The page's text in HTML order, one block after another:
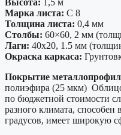
Высота: 1,5 м
Марка листа: С 8
Толщина листа: 0,4 мм
Столбы: 60×60, 2 мм
Лаги: 40х20, 1.5 мм
Окраска каркаса:
Покрытие
полиэфира (25 мкм)
по бюджетной стоимости
разного климата, способен
градусов, имеет широкую